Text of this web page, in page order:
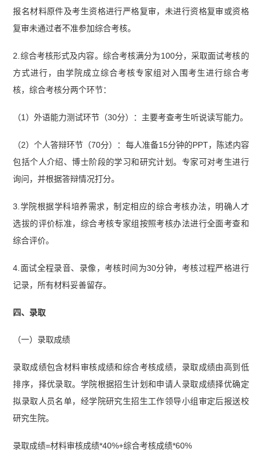
报名材料原件及考生资格进行严格复审，未进行资格复审或资格
复审未通过者不准参加综合考核。
2.综合考核形式及内容。综合考核满分为100分，采取面试考核的
方式进行，由学院成立综合考核专家组对入围考生进行综合考
核，综合考核分两个环节：
（1）外语能力测试环节（30分）：主要考查考生听说读写能力。
（2）个人答辩环节（70分）：每人准备15分钟的PPT，陈述内容
包括个人介绍、博士阶段的学习和研究计划。专家可对考生进行
询问，并根据答辩情况打分。
3.学院根据学科培养需求，制定相应的综合考核办法，明确人才
选拔的评价标准，综合考核专家组按照考核办法进行全面考查和
综合评价。
4.面试全程录音、录像，考核时间为30分钟，考核过程严格进行
记录，所有材料妥善留存。
四、录取
（一）录取成绩
录取成绩包含材料审核成绩和综合考核成绩，录取成绩由高到低
排序，择优录取。学院根据招生计划和申请人录取成绩择优确定
拟录取人员名单，经学院研究生招生工作领导小组审定后报送校
研究生院。
录取成绩=材料审核成绩*40%+综合考核成绩*60%